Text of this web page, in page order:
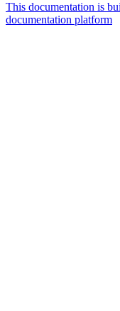
This documentation is
documentation platform